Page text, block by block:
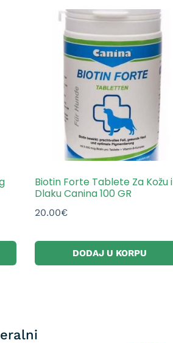
Biotin Forte Tablete Za Kožu i
Dlaku Canina 100 GR
20.00€
DODAJ U KORPU